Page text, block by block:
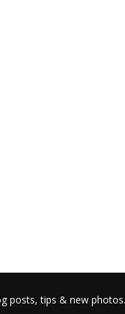
posts, tips & new